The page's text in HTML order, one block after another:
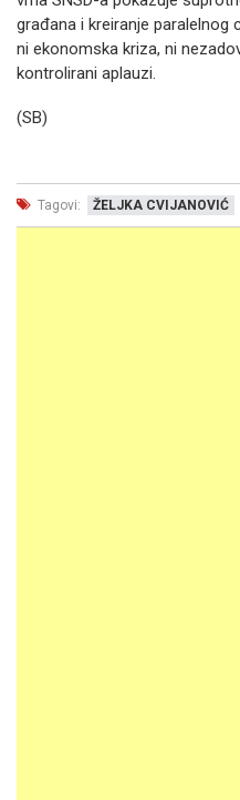
građana i kreiranje
ni ekonomska kriza, ni
kontrolirani aplauzi.
(SB)
Tagovi: ŽELJKA CVIJANOVIĆ